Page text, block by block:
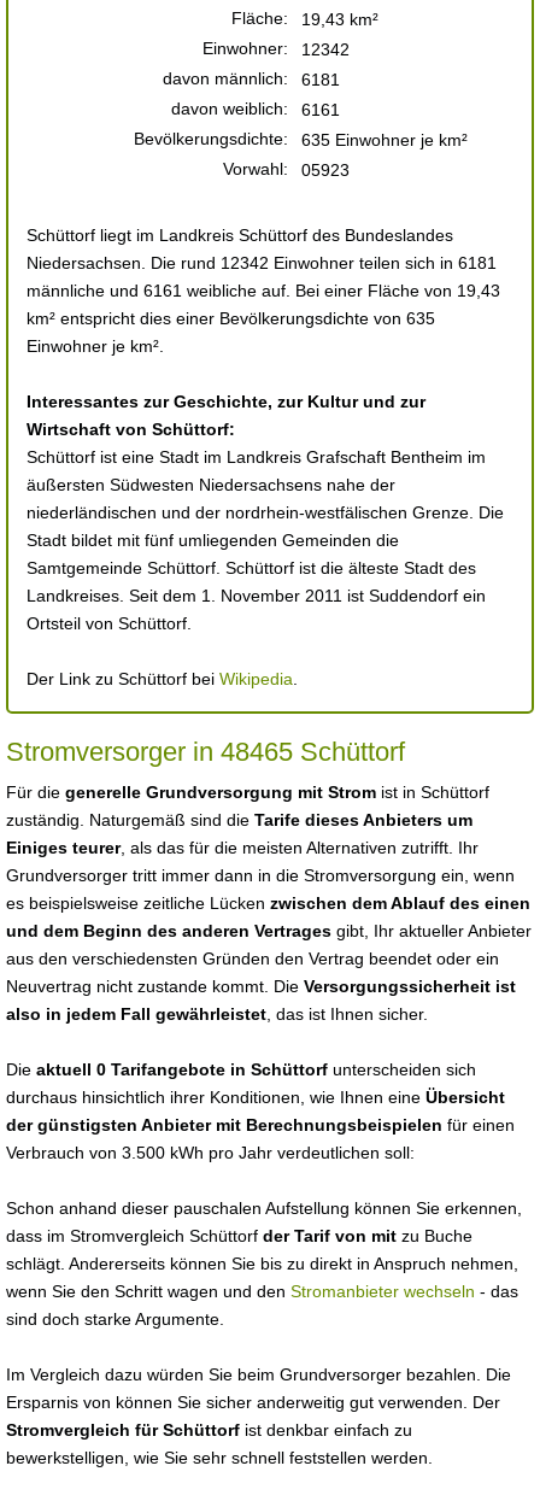
Fläche:
19,43 km²
Einwohner:
12342
davon männlich:
6181
davon weiblich:
6161
Bevölkerungsdichte:
635 Einwohner je km²
Vorwahl:
05923
Schüttorf liegt im Landkreis Schüttorf des Bundeslandes
Niedersachsen. Die rund 12342 Einwohner teilen sich in 6181
männliche und 6161 weibliche auf. Bei einer Fläche von 19,43
km² entspricht dies einer Bevölkerungsdichte von 635
Einwohner je km².
Interessantes zur Geschichte, zur Kultur und zur
Wirtschaft von Schüttorf:
Schüttorf ist eine Stadt im Landkreis Grafschaft Bentheim im
äußersten Südwesten Niedersachsens nahe der
niederländischen und der nordrhein-westfälischen Grenze. Die
Stadt bildet mit fünf umliegenden Gemeinden die
Samtgemeinde Schüttorf. Schüttorf ist die älteste Stadt des
Landkreises. Seit dem 1. November 2011 ist Suddendorf ein
Ortsteil von Schüttorf.
Der Link zu Schüttorf bei Wikipedia
Stromversorger in 48465 Schüttorf
Für die generelle Grundversorgung mit Strom ist in Schüttorf
zuständig. Naturgemäß sind die Tarife dieses Anbieters um
Einiges teurer, als das für die meisten Alternativen zutrifft. Ihr
Grundversorger tritt immer dann in die Stromversorgung ein, wenn
es beispielsweise zeitliche Lücken zwischen dem Ablauf des einen
und dem Beginn des anderen Vertrages gibt, Ihr aktueller Anbieter
aus den verschiedensten Gründen den Vertrag beendet oder ein
Neuvertrag nicht zustande kommt. Die Versorgungssicherheit ist
also in jedem Fall gewährleistet , das ist Ihnen sicher.
Die aktuell 0 Tarifangebote in Schüttorf unterscheiden sich
durchaus hinsichtlich ihrer Konditionen, wie Ihnen eine Übersicht
der günstigsten Anbieter mit Berechnungsbeispielen für einen
Verbrauch von 3.500 kWh pro Jahr verdeutlichen soll:
Schon anhand dieser pauschalen Aufstellung können Sie erkennen,
dass im Stromvergleich Schüttorf der Tarif von mit zu Buche
schlägt. Andererseits können Sie bis zu direkt in Anspruch nehmen,
wenn Sie den Schritt wagen und den Stromanbieter wechseln - das
sind doch starke Argumente.
Im Vergleich dazu würden Sie beim Grundversorger bezahlen. Die
Ersparnis von können Sie sicher anderweitig gut verwenden. Der
Stromvergleich für Schüttorf ist denkbar einfach zu
bewerkstelligen, wie Sie sehr schnell feststellen werden.